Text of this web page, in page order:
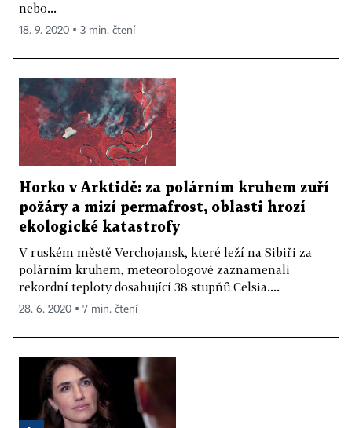
nebo...
18. 9. 2020 ▪ 3 min. čtení
Horko v Arktidě: za polárním kruhem zuří
požáry a mizí permafrost, oblasti hrozí
ekologické katastrofy
V ruském městě Verchojansk, které leží na Sibiři za
polárním kruhem, meteorologové zaznamenali
rekordní teploty dosahující 38 stupňů Celsia....
28. 6. 2020 ▪ 7 min. čtení